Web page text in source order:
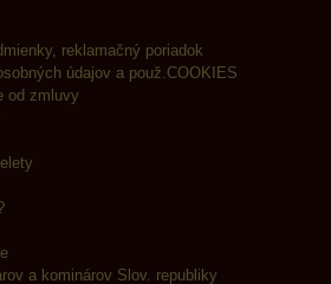
reklamačný poriadok
údajov a použ.COOKIES
od zmluvy
a kominárov Slov. republiky